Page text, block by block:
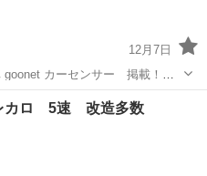
12月7日
記
goonet
ワークス レカロ 5速 改造多数